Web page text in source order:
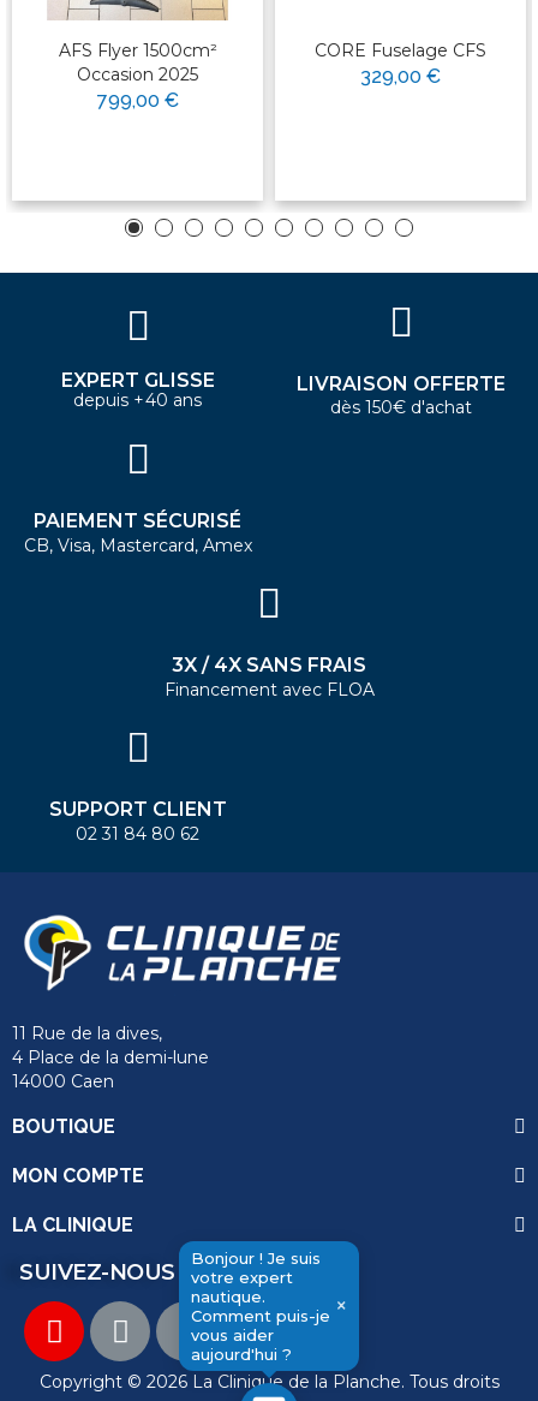
AFS Flyer 1500cm²
Occasion 2025
799,00 €
CORE Fuselage CFS
329,00 €
Bonjour ! Je suis
votre expert
nautique.
Comment puis-je
vous aider
aujourd'hui ?
×
EXPERT GLISSE
depuis +40 ans
LIVRAISON OFFERTE
dès 150€ d'achat
PAIEMENT SÉCURISÉ
CB, Visa, Mastercard, Amex
3X / 4X SANS FRAIS
Financement avec FLOA
SUPPORT CLIENT
02 31 84 80 62
11 Rue de la dives,
4 Place de la demi-lune
14000 Caen
BOUTIQUE
MON COMPTE
LA CLINIQUE
SUIVEZ-NOUS
Copyright © 2026 La Clinique de la Planche. Tous droits